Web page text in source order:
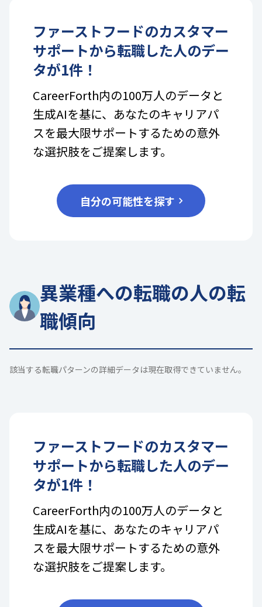
ファーストフードのカスタマー
サポートから転職した人のデー
タが1件！
CareerForth内の100万人のデータと
生成AIを基に、あなたのキャリアパ
スを最大限サポートするための意外
な選択肢をご提案します。
自分の可能性を探す
異業種への転職の人の転
職傾向
該当する転職パターンの詳細データは現在取得できていません。
ファーストフードのカスタマー
サポートから転職した人のデー
タが1件！
CareerForth内の100万人のデータと
生成AIを基に、あなたのキャリアパ
スを最大限サポートするための意外
な選択肢をご提案します。